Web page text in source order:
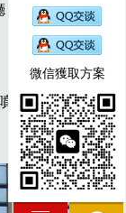
361
繪空飄道旗等
微信獲取方案